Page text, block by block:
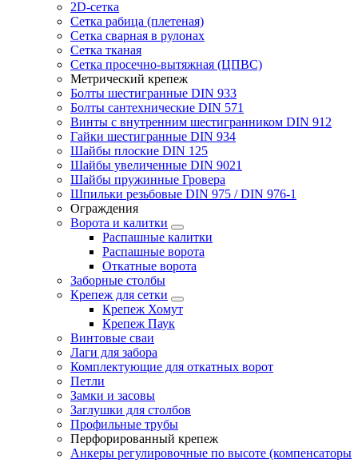
2D-сетка
Сетка рабица (плетеная)
Сетка сварная в рулонах
Сетка тканая
Сетка просечно-вытяжная (ЦПВС)
Метрический крепеж
Болты шестигранные DIN 933
Болты сантехнические DIN 571
Винты с внутренним шестигранником DIN 912
Гайки шестигранные DIN 934
Шайбы плоские DIN 125
Шайбы увеличенные DIN 9021
Шайбы пружинные Гровера
Шпильки резьбовые DIN 975 / DIN 976-1
Ограждения
Ворота и калитки
Распашные калитки
Распашные ворота
Откатные ворота
Заборные столбы
Крепеж для сетки
Крепеж Хомут
Крепеж Паук
Винтовые сваи
Лаги для забора
Комплектующие для откатных ворот
Петли
Замки и засовы
Заглушки для столбов
Профильные трубы
Перфорированный крепеж
Анкеры регулировочные по высоте (компенсаторы